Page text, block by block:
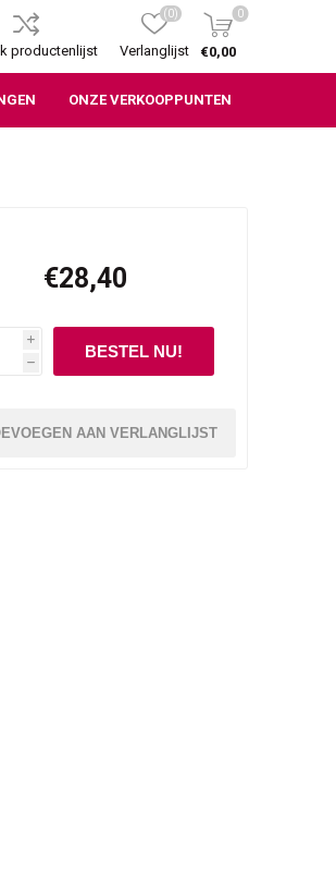
productenlijst Verlanglijst
(0) 0
€0,00
ONZE VERKOOPPUNTEN
€28,40
i
h
AAN VERLANGLIJST